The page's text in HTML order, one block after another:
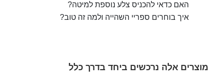
האם כדאי להכניס צלע נוספת למיטה?
איך בוחרים ספריי השהייה ולמה זה טוב?
מוצרים אלה נרכשים ביחד בדרך כלל